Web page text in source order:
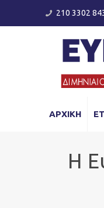
210 3302
ΑΡΧΙΚΗ
Η